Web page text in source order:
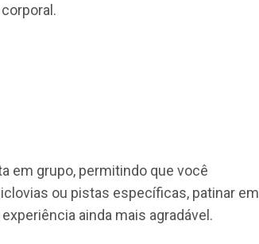
em grupo, permitindo que você
ou pistas específicas, patinar em
ainda mais agradável.